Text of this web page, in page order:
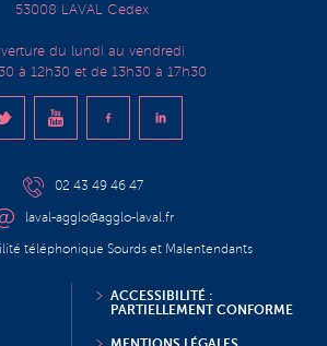
53008 LAVAL Cedex
du lundi au vendredi
à 12h30 et de 13h30 à 17h30
02 43 49 46 47
laval-agglo@agglo-laval.fr
téléphonique Sourds et Malentendants
ACCESSIBILITÉ :
PARTIELLEMENT CONFORME